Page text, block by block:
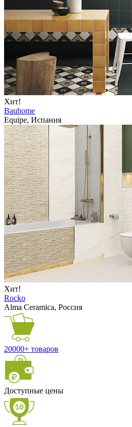
Хит!
Bauhome
Equipe, Испания
Хит!
Rocko
Alma Ceramica, Россия
20000+ товаров
Доступные цены